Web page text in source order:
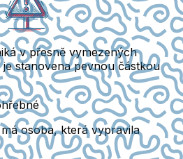
v přesně vymezených
jestanovena pevnou částkou
osoba, která vypravila